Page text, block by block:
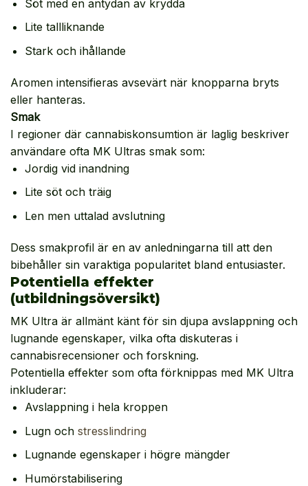
Söt med en antydan av krydda
Lite tallliknande
Stark och ihållande
Aromen intensifieras avsevärt när knopparna bryts
eller hanteras.
Smak
I regioner där cannabiskonsumtion är laglig beskriver
användare ofta MK Ultras smak som:
Jordig vid inandning
Lite söt och träig
Len men uttalad avslutning
Dess smakprofil är en av anledningarna till att den
bibehåller sin varaktiga popularitet bland entusiaster.
Potentiella effekter
(utbildningsöversikt)
MK Ultra är allmänt känt för sin djupa avslappning och
lugnande egenskaper, vilka ofta diskuteras i
cannabisrecensioner och forskning.
Potentiella effekter som ofta förknippas med MK Ultra
inkluderar:
Avslappning i hela kroppen
Lugn och stresslindring
Lugnande egenskaper i högre mängder
Humörstabilisering